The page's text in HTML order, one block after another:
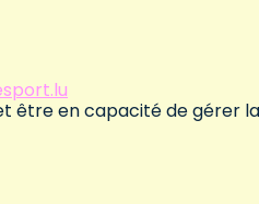
être en capacité de gérer la